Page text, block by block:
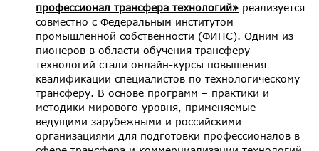
профессионал трансфера технологий» реализуется
совместно с Федеральным институтом
промышленной собственности (ФИПС). Одним из
пионеров в области обучения трансферу
технологий стали онлайн-курсы повышения
квалификации специалистов по технологическому
трансферу. В основе программ – практики и
методики мирового уровня, применяемые
ведущими зарубежными и российскими
организациями для подготовки профессионалов в